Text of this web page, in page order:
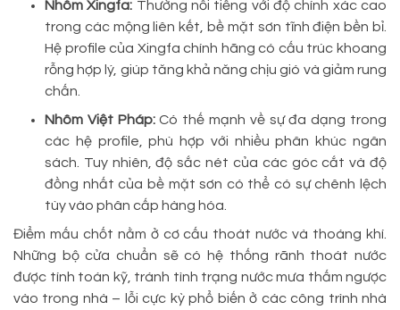
Nhôm Xingfa: Thường nổi tiếng với độ chính xác cao
trong các mộng liên kết, bề mặt sơn tĩnh điện bền bỉ.
Hệ profile của Xingfa chính hãng có cấu trúc khoang
rỗng hợp lý, giúp tăng khả năng chịu gió và giảm rung
chấn.
Nhôm Việt Pháp:Có thế mạnh về sự đa dạng trong
các hệ profile, phù hợp với nhiều phân khúc ngân
sách. Tuy nhiên, độ sắc nét của các góc cắt và độ
đồng nhất của bề mặt sơn có thể có sự chênh lệch
tùy vào phân cấp hàng hóa.
Điểm mấu chốt nằm ở cơ cấu thoát nước và thoáng khí.
Những bộ cửa chuẩn sẽ có hệ thống rãnh thoát nước
được tính toán kỹ, tránh tình trạng nước mưa thấm ngược
vào trong nhà – lỗi cực kỳ phổ biến ở các công trình nhà